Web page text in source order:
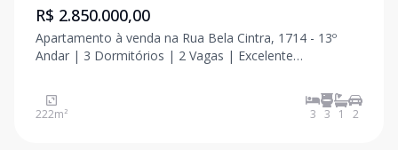
R$ 2.850.000,00
Apartamento à venda na Rua Bela Cintra, 1714 - 13º
Andar | 3 Dormitórios | 2 Vagas | Excelente
desejados da região dos Jardins, em um apartamento
espaçoso, elegante e com uma vista privilegiada da
222m² 3 3 1 2